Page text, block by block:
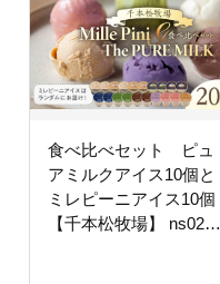
食べ比べセット ピュ
アミルクアイス10個と
ミレピーニアイス10個
【千本松牧場】 ns025-